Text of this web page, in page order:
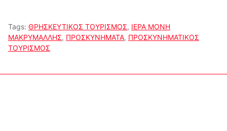
Tags: ΘΡΗΣΚΕΥΤΙΚΟΣ ΤΟΥΡΙΣΜΟΣ, ΙΕΡΑ ΜΟΝΗ
ΜΑΚΡΥΜΑΛΛΗΣ, ΠΡΟΣΚΥΝΗΜΑΤΑ, ΠΡΟΣΚΥΝΗΜΑΤΙΚΟΣ
ΤΟΥΡΙΣΜΟΣ